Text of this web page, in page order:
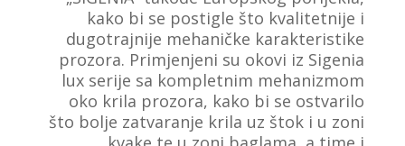
kako bi se postigle što kvalitetnije i
dugotrajnije mehaničke karakteristike
prozora. Primjenjeni su okovi iz Sigenia
lux serije sa kompletnim mehanizmom
oko krila prozora, kako bi se ostvarilo
što bolje zatvaranje krila uz štok i u zoni